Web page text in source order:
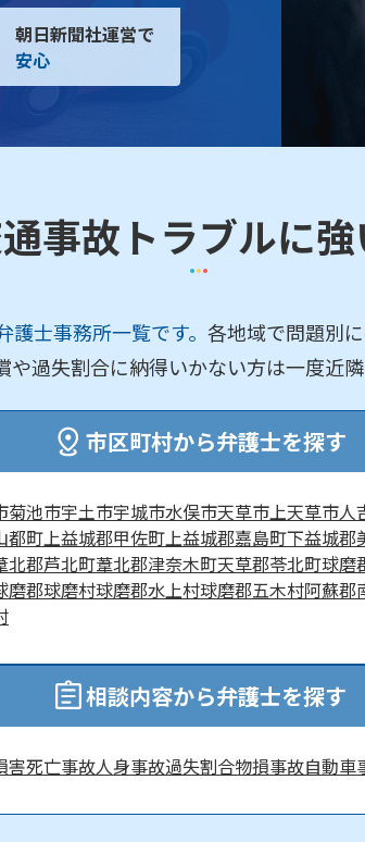
朝日新聞社運営で
安心
事故トラブルに
士事務所一覧です。 各地域で問題別
過失割合に納得いかない方は一度近
市区町村から弁護士を探す
菊池市宇土市宇城市水俣市天草市上天草市人
都町上益城郡甲佐町上益城郡嘉島町下益城郡
北郡芦北町葦北郡津奈木町天草郡苓北町球磨
磨郡球磨村球磨郡水上村球磨郡五木村阿蘇郡
相談内容から弁護士を探す
害死亡事故人身事故過失割合物損事故自動車